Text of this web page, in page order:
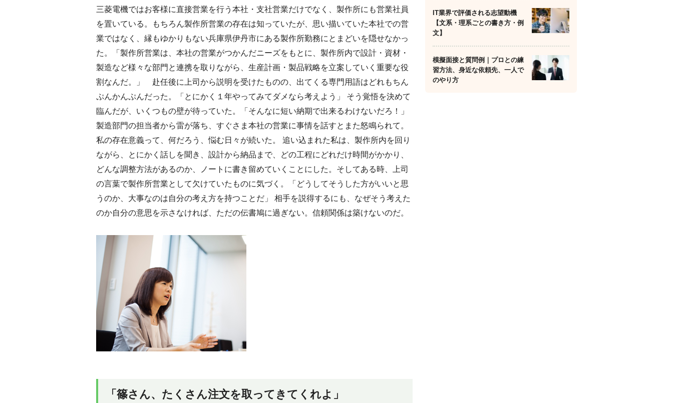
三菱電機ではお客様に直接営業を行う本社・支社営業だけでなく、製作所にも営業社員
を置いている。もちろん製作所営業の存在は知っていたが、思い描いていた本社での営
業ではなく、縁もゆかりもない兵庫県伊丹市にある製作所勤務にとまどいを隠せなかっ
た。「製作所営業は、本社の営業がつかんだニーズをもとに、製作所内で設計・資材・
製造など様々な部門と連携を取りながら、生産計画・製品戦略を立案していく重要な役
割なんだ。」 赴任後に上司から説明を受けたものの、出てくる専門用語はどれもちん
ぷんかんぷんだった。「とにかく１年やってみてダメなら考えよう」 そう覚悟を決めて
臨んだが、いくつもの壁が待っていた。「そんなに短い納期で出来るわけないだろ！」
製造部門の担当者から雷が落ち、すぐさま本社の営業に事情を話すとまた怒鳴られて。
私の存在意義って、何だろう、悩む日々が続いた。 追い込まれた私は、製作所内を回り
ながら、とにかく話しを聞き、設計から納品まで、どの工程にどれだけ時間がかかり、
どんな調整方法があるのか、ノートに書き留めていくことにした。そしてある時、上司
の言葉で製作所営業として欠けていたものに気づく。「どうしてそうした方がいいと思
うのか、大事なのは自分の考え方を持つことだ」 相手を説得するにも、なぜそう考えた
のか自分の意思を示さなければ、ただの伝書鳩に過ぎない。信頼関係は築けないのだ。
「篠さん、たくさん注文を取ってきてくれよ」
IT業界で評価される志望動機
【文系・理系ごとの書き方・例
文】
模擬面接と質問例｜プロとの練
習方法、身近な依頼先、一人で
のやり方